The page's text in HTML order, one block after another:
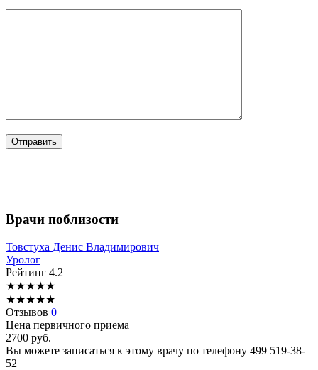
Врачи поблизости
Товстуха Денис Владимирович
Уролог
Рейтинг 4.2
★★★★★
★★★★★
Отзывов 0
Цена первичного приема
2700 руб.
Вы можете записаться к этому врачу по телефону 499 519-38-
52